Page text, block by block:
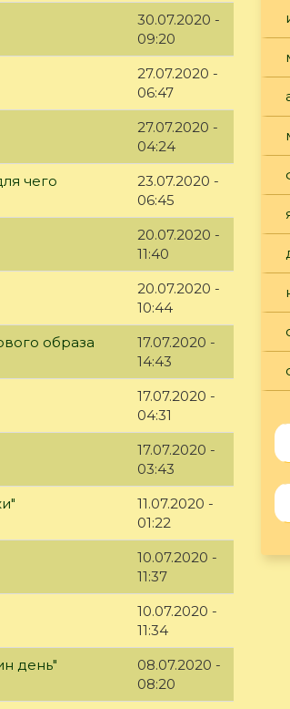
30.07.2020 -
09:20
27.07.2020 -
06:47
27.07.2020 -
04:24
чего
23.07.2020 -
06:45
20.07.2020 -
11:40
20.07.2020 -
10:44
образа
17.07.2020 -
14:43
17.07.2020 -
04:31
17.07.2020 -
03:43
11.07.2020 -
01:22
10.07.2020 -
11:37
10.07.2020 -
11:34
день"
08.07.2020 -
08:20